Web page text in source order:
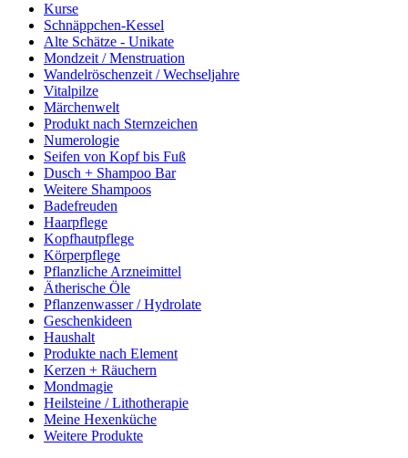
Kurse
Schnäppchen-Kessel
Alte Schätze - Unikate
Mondzeit / Menstruation
Wandelröschenzeit / Wechseljahre
Vitalpilze
Märchenwelt
Produkt nach Sternzeichen
Numerologie
Seifen von Kopf bis Fuß
Dusch + Shampoo Bar
Weitere Shampoos
Badefreuden
Haarpflege
Kopfhautpflege
Körperpflege
Pflanzliche Arzneimittel
Ätherische Öle
Pflanzenwasser / Hydrolate
Geschenkideen
Haushalt
Produkte nach Element
Kerzen + Räuchern
Mondmagie
Heilsteine / Lithotherapie
Meine Hexenküche
Weitere Produkte